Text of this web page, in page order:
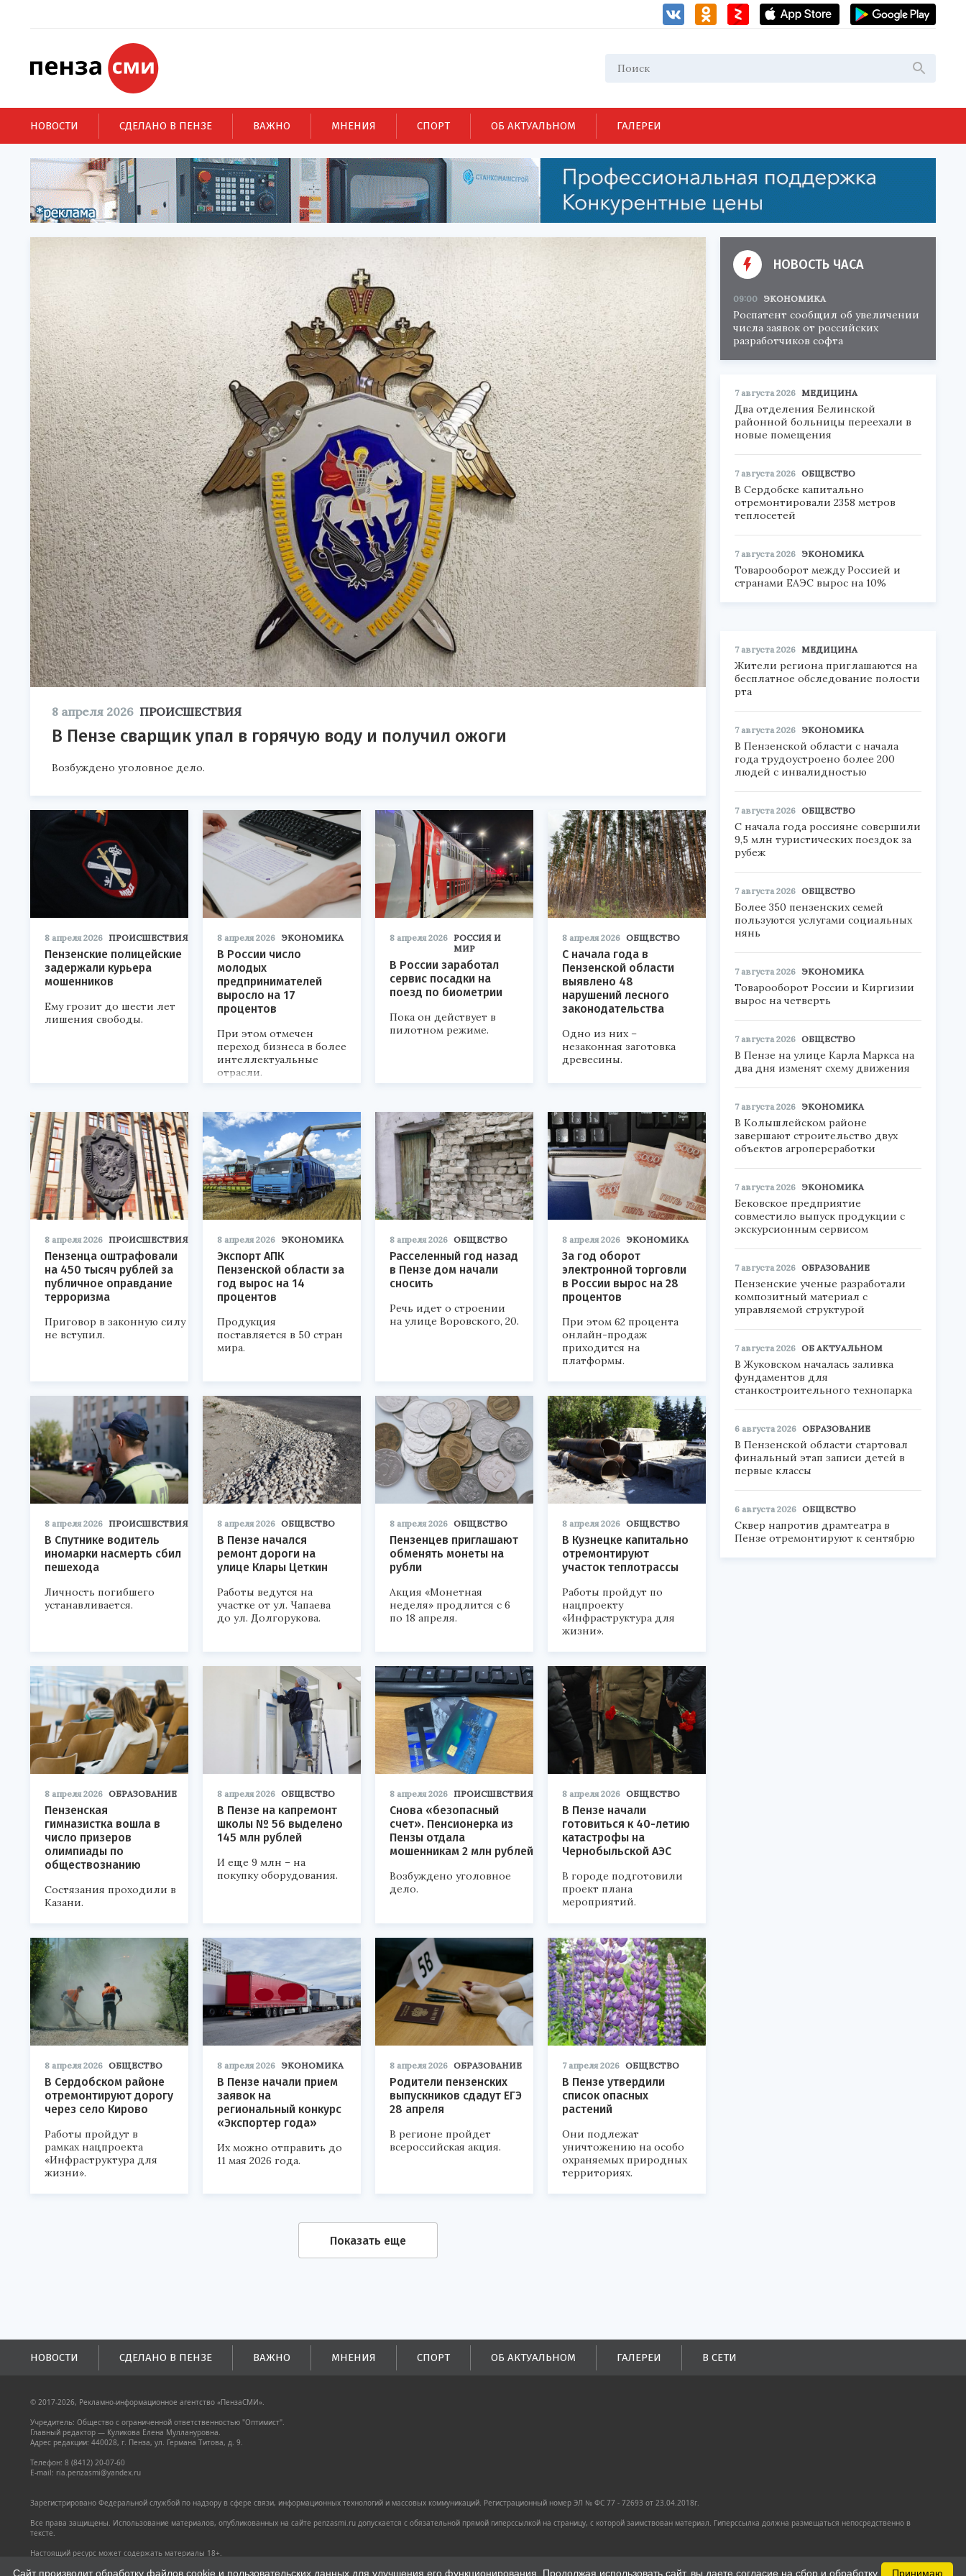
НОВОСТИ СДЕЛАНО В ПЕНЗЕ ВАЖНО МНЕНИЯ СПОРТ ОБ АКТУАЛЬНОМ ГАЛЕРЕИ
8 апреля 2026 ПРОИСШЕСТВИЯ
В Пензе сварщик упал в горячую воду и получил ожоги
Возбуждено уголовное дело.
8 апреля 2026 ПРОИСШЕСТВИЯ
Пензенские полицейские
задержали курьера
мошенников
Ему грозит до шести лет
лишения свободы.
8 апреля 2026 ЭКОНОМИКА
В России число
молодых
предпринимателей
выросло на 17
процентов
При этом отмечен
переход бизнеса в более
интеллектуальные
отрасли.
8 апреля 2026 РОССИЯ И
МИР
В России заработал
сервис посадки на
поезд по биометрии
Пока он действует в
пилотном режиме.
8 апреля 2026 ОБЩЕСТВО
С начала года в
Пензенской области
выявлено 48
нарушений лесного
законодательства
Одно из них –
незаконная заготовка
древесины.
8 апреля 2026 ПРОИСШЕСТВИЯ
Пензенца оштрафовали
на 450 тысяч рублей за
публичное оправдание
терроризма
Приговор в законную силу
не вступил.
8 апреля 2026 ЭКОНОМИКА
Экспорт АПК
Пензенской области за
год вырос на 14
процентов
Продукция
поставляется в 50 стран
мира.
8 апреля 2026 ОБЩЕСТВО
Расселенный год назад
в Пензе дом начали
сносить
Речь идет о строении
на улице Воровского, 20.
8 апреля 2026 ЭКОНОМИКА
За год оборот
электронной торговли
в России вырос на 28
процентов
При этом 62 процента
онлайн-продаж
приходится на
платформы.
8 апреля 2026 ПРОИСШЕСТВИЯ
В Спутнике водитель
иномарки насмерть сбил
пешехода
Личность погибшего
устанавливается.
8 апреля 2026 ОБЩЕСТВО
В Пензе начался
ремонт дороги на
улице Клары Цеткин
Работы ведутся на
участке от ул. Чапаева
до ул. Долгорукова.
8 апреля 2026 ОБЩЕСТВО
Пензенцев приглашают
обменять монеты на
рубли
Акция «Монетная
неделя» продлится с 6
по 18 апреля.
8 апреля 2026 ОБЩЕСТВО
В Кузнецке капитально
отремонтируют
участок теплотрассы
Работы пройдут по
нацпроекту
«Инфраструктура для
жизни».
8 апреля 2026 ОБРАЗОВАНИЕ
Пензенская
гимназистка вошла в
число призеров
олимпиады по
обществознанию
Состязания проходили в
Казани.
8 апреля 2026 ОБЩЕСТВО
В Пензе на капремонт
школы № 56 выделено
145 млн рублей
И еще 9 млн – на
покупку оборудования.
8 апреля 2026 ПРОИСШЕСТВИЯ
Снова «безопасный
счет». Пенсионерка из
Пензы отдала
мошенникам 2 млн рублей
Возбуждено уголовное
дело.
8 апреля 2026 ОБЩЕСТВО
В Пензе начали
готовиться к 40-летию
катастрофы на
Чернобыльской АЭС
В городе подготовили
проект плана
мероприятий.
8 апреля 2026 ОБЩЕСТВО
В Сердобском районе
отремонтируют дорогу
через село Кирово
Работы пройдут в
рамках нацпроекта
«Инфраструктура для
жизни».
8 апреля 2026 ЭКОНОМИКА
В Пензе начали прием
заявок на
региональный конкурс
«Экспортер года»
Их можно отправить до
11 мая 2026 года.
8 апреля 2026 ОБРАЗОВАНИЕ
Родители пензенских
выпускников сдадут ЕГЭ
28 апреля
В регионе пройдет
всероссийская акция.
7 апреля 2026 ОБЩЕСТВО
В Пензе утвердили
список опасных
растений
Они подлежат
уничтожению на особо
охраняемых природных
территориях.
Показать еще
НОВОСТЬ ЧАСА
09:00 ЭКОНОМИКА
Роспатент сообщил об увеличении
числа заявок от российских
разработчиков софта
7 августа 2026 МЕДИЦИНА
Два отделения Белинской
районной больницы переехали в
новые помещения
7 августа 2026 ОБЩЕСТВО
В Сердобске капитально
отремонтировали 2358 метров
теплосетей
7 августа 2026 ЭКОНОМИКА
Товарооборот между Россией и
странами ЕАЭС вырос на 10%
7 августа 2026 МЕДИЦИНА
Жители региона приглашаются на
бесплатное обследование полости
рта
7 августа 2026 ЭКОНОМИКА
В Пензенской области с начала
года трудоустроено более 200
людей с инвалидностью
7 августа 2026 ОБЩЕСТВО
С начала года россияне совершили
9,5 млн туристических поездок за
рубеж
7 августа 2026 ОБЩЕСТВО
Более 350 пензенских семей
пользуются услугами социальных
нянь
7 августа 2026 ЭКОНОМИКА
Товарооборот России и Киргизии
вырос на четверть
7 августа 2026 ОБЩЕСТВО
В Пензе на улице Карла Маркса на
два дня изменят схему движения
7 августа 2026 ЭКОНОМИКА
В Колышлейском районе
завершают строительство двух
объектов агропереработки
7 августа 2026 ЭКОНОМИКА
Бековское предприятие
совместило выпуск продукции с
экскурсионным сервисом
7 августа 2026 ОБРАЗОВАНИЕ
Пензенские ученые разработали
композитный материал с
управляемой структурой
7 августа 2026 ОБ АКТУАЛЬНОМ
В Жуковском началась заливка
фундаментов для
станкостроительного технопарка
6 августа 2026 ОБРАЗОВАНИЕ
В Пензенской области стартовал
финальный этап записи детей в
первые классы
6 августа 2026 ОБЩЕСТВО
Сквер напротив драмтеатра в
Пензе отремонтируют к сентябрю
НОВОСТИ СДЕЛАНО В ПЕНЗЕ ВАЖНО МНЕНИЯ СПОРТ ОБ АКТУАЛЬНОМ ГАЛЕРЕИ В СЕТИ
© 2017-2026, Рекламно-информационное агентство «ПензаСМИ».
Учредитель: Общество с ограниченной ответственностью "Оптимист".
Главный редактор — Куликова Елена Муллануровна.
Адрес редакции: 440028, г. Пенза, ул. Германа Титова, д. 9.
Телефон: 8 (8412) 20-07-60
E-mail: ria.penzasmi@yandex.ru
Зарегистрировано Федеральной службой по надзору в сфере связи, информационных технологий и массовых коммуникаций. Регистрационный номер ЭЛ № ФС 77 - 72693 от 23.04.2018г.
Все права защищены. Использование материалов, опубликованных на сайте penzasmi.ru допускается с обязательной прямой гиперссылкой на страницу, с которой заимствован материал. Гиперссылка должна размещаться непосредственно в
тексте.
Настоящий ресурс может содержать материалы 18+.
Принимаю
Сайт производит обработку файлов cookie и пользовательских данных для улучшения его функционирования. Продолжая использовать сайт, вы даете согласие на сбор и обработку